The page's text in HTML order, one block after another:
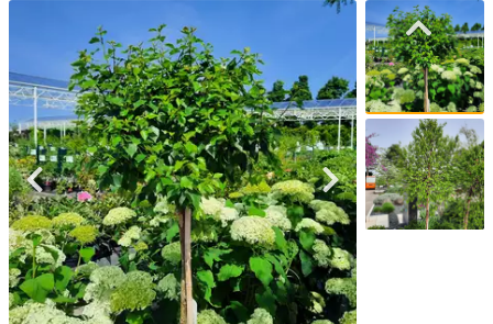
Zum vorigen Bild Zum nächsten Bild
Zum vorigen Bild